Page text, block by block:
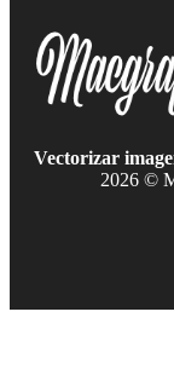
Vectorizar
2026 ©